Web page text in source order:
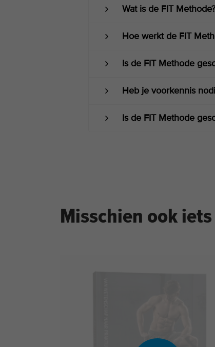
Wat is de FIT Methode?
Hoe werkt de FIT
Is de FIT Methode
Heb je voorkennis
Is de FIT Methode
Misschien ook